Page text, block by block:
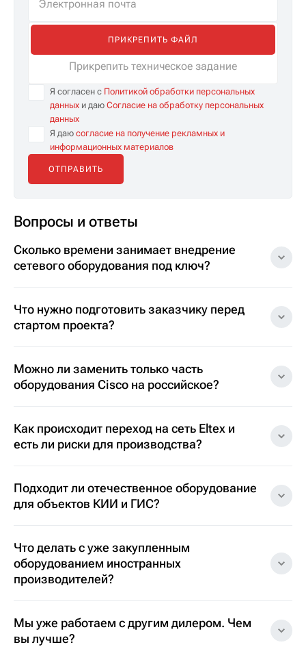
ПРИКРЕПИТЬ ФАЙЛ
Прикрепить техническое задание
Я согласен с Политикой обработки персональных
данных и даю Согласие на обработку персональных
данных
Я даю согласие на получение рекламных и
информационных материалов
Вопросы и ответы
Сколько времени занимает внедрение
сетевого оборудования под ключ?
Что нужно подготовить заказчику перед
стартом проекта?
Можно ли заменить только часть
оборудования Cisco на российское?
Как происходит переход на сеть Eltex и
есть ли риски для производства?
Подходит ли отечественное оборудование
для объектов КИИ и ГИС?
Что делать с уже закупленным
оборудованием иностранных
производителей?
Мы уже работаем с другим дилером. Чем
вы лучше?